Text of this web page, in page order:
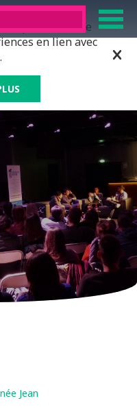
qui ont soif de
en lien avec
Jean